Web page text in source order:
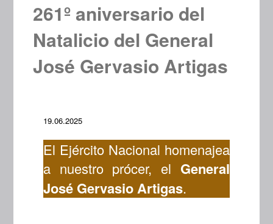
261º aniversario del
Natalicio del General
José Gervasio Artigas
19.06.2025
El Ejército Nacional homenajea
a nuestro prócer, el General
José Gervasio Artigas.